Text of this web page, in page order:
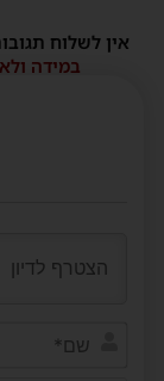
אין לשלוח
במידה